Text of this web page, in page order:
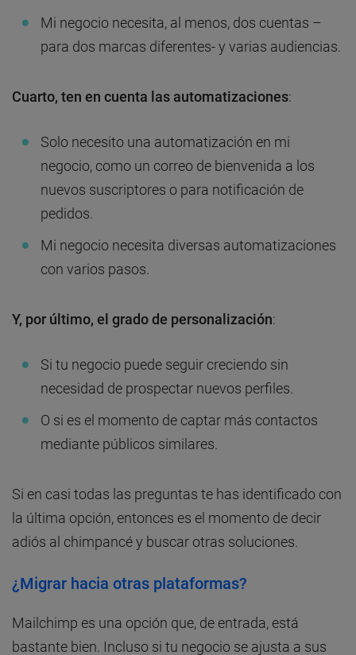
Mi negocio necesita, al menos, dos cuentas –
para dos marcas diferentes- y varias audiencias.
Cuarto, ten en cuenta las automatizaciones:
Solo necesito una automatización en mi
negocio, como un correo de bienvenida a los
nuevos suscriptores o para notificación de
pedidos.
Mi negocio necesita diversas automatizaciones
con varios pasos.
Y, por último, el grado de personalización:
Si tu negocio puede seguir creciendo sin
necesidad de prospectar nuevos perfiles.
O si es el momento de captar más contactos
mediante públicos similares.
Si en casi todas las preguntas te has identificado con
la última opción, entonces es el momento de decir
adiós al chimpancé y buscar otras soluciones.
¿Migrar hacia otras plataformas?
Mailchimp es una opción que, de entrada, está
bastante bien. Incluso si tu negocio se ajusta a sus